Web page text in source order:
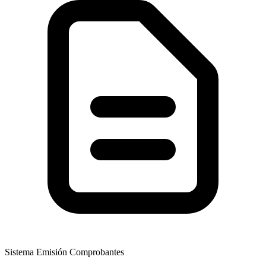
Sistema Emisión Comprobantes